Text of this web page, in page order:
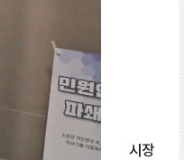
시장